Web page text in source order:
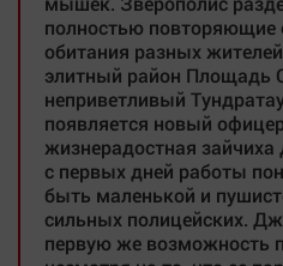
полностью повторяющие
обитания разных
элитный район Площадь
неприветливый
появляется новый
жизнерадостная
с первых дней работы
быть маленькой и
сильных полицейских.
первую же возможность